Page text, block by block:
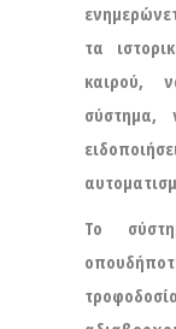
τα
καιρού,
σύστημα,
Το